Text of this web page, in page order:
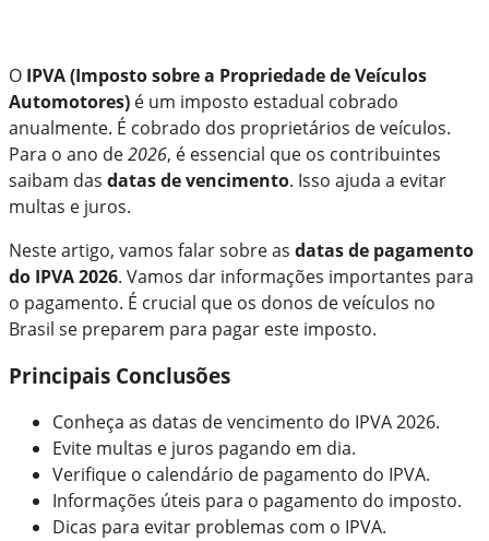
O IPVA (Imposto sobre a Propriedade de Veículos
Automotores) é um imposto estadual cobrado
anualmente. É cobrado dos proprietários de veículos.
Para o ano de2026, é essencial que os contribuintes
saibam das datas de vencimento. Isso ajuda a evitar
multas e juros.
Neste artigo, vamos falar sobre as datas de pagamento
do IPVA 2026. Vamos dar informações importantes para
o pagamento. É crucial que os donos de veículos no
Brasil se preparem para pagar este imposto.
Principais Conclusões
Conheça as datas de vencimento do IPVA 2026.
Evite multas e juros pagando em dia.
Verifique o calendário de pagamento do IPVA.
Informações úteis para o pagamento do imposto.
Dicas para evitar problemas com o IPVA.